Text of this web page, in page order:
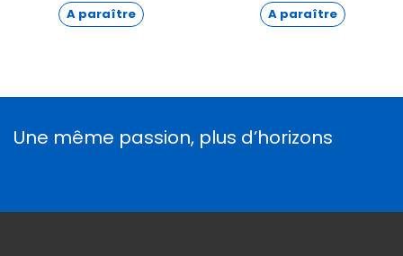
A paraître
A paraître
Une même passion, plus d’horizons